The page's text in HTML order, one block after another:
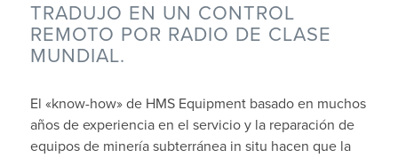
TRADUJO EN UN CONTROL
REMOTO POR RADIO DE CLASE
MUNDIAL.
El «know-how» de HMS Equipment basado en muchos
años de experiencia en el servicio y la reparación de
equipos de minería subterránea in situ hacen que la